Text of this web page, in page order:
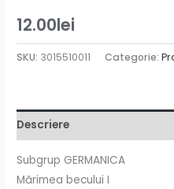
12.00lei
SKU: 3015510011 Categorie:
Descriere
Subgrup GERMANICA
Mărimea becului I